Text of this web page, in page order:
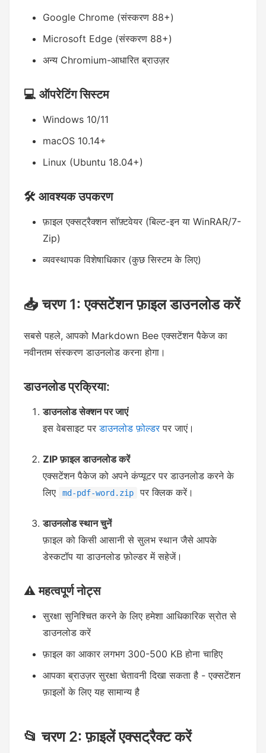
Google Chrome (संस्करण 88+)
Microsoft Edge (संस्करण 88+)
अन्य Chromium-आधारित ब्राउज़र
💻 ऑपरेटिंग सिस्टम
Windows 10/11
macOS 10.14+
Linux (Ubuntu 18.04+)
🛠️ आवश्यक उपकरण
फ़ाइल एक्सट्रैक्शन सॉफ़्टवेयर (बिल्ट-इन या WinRAR/7-
Zip)
व्यवस्थापक विशेषाधिकार (कुछ सिस्टम के लिए)
📥 चरण 1: एक्सटेंशन फ़ाइल डाउनलोड करें
सबसे पहले, आपको Markdown Bee एक्सटेंशन पैकेज का
नवीनतम संस्करण डाउनलोड करना होगा।
डाउनलोड प्रक्रिया:
डाउनलोड सेक्शन पर जाएं
इस वेबसाइट परडाउनलोड फ़ोल्डरपर जाएं।
ZIP फ़ाइल डाउनलोड करें
एक्सटेंशन पैकेज को अपने कंप्यूटर पर डाउनलोड करने के
लिए
md-pdf-word.zip पर क्लिक करें।
डाउनलोड स्थान चुनें
फ़ाइल को किसी आसानी से सुलभ स्थान जैसे आपके
डेस्कटॉप या डाउनलोड फ़ोल्डर में सहेजें।
⚠️ महत्वपूर्ण नोट्स
सुरक्षा सुनिश्चित करने के लिए हमेशा आधिकारिक स्रोत से
डाउनलोड करें
फ़ाइल का आकार लगभग 300-500 KB होना चाहिए
आपका ब्राउज़र सुरक्षा चेतावनी दिखा सकता है - एक्सटेंशन
फ़ाइलों के लिए यह सामान्य है
📂 चरण 2: फ़ाइलें एक्सट्रैक्ट करें